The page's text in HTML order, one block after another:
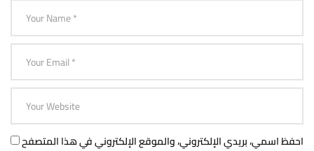
احفظ اسمي، بريدي الإلكتروني، والموقع الإلكتروني في هذا المتصفح